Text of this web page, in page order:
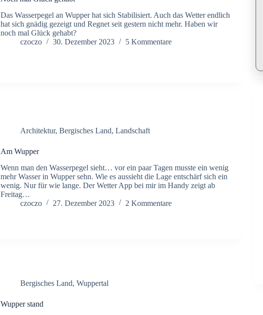
Das Wasserpegel an Wupper hat sich Stabilisiert. Auch das Wetter endlich
hat sich gnädig gezeigt und Regnet seit gestern nicht mehr. Haben wir
noch mal Glück gehabt?
czoczo
30. Dezember 2023 5 Kommentare
Architektur,Bergisches Land,Landschaft
Am Wupper
Wenn man den Wasserpegel sieht… vor ein paar Tagen musste ein wenig
mehr Wasser in Wupper sehn. Wie es aussieht die Lage entschärf sich ein
wenig. Nur für wie lange. Der Wetter App bei mir im Handy zeigt ab
Freitag…
czoczo
27. Dezember 2023 2 Kommentare
Bergisches Land,Wuppertal
Wupper stand